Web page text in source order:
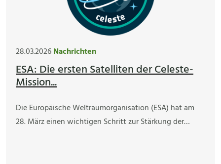
28.03.2026Nachrichten
ESA: Die ersten Satelliten der Celeste-
Mission...
Die Europäische Weltraumorganisation (ESA) hat am
28. März einen wichtigen Schritt zur Stärkung der…